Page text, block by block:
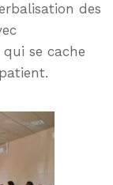
des
se cache